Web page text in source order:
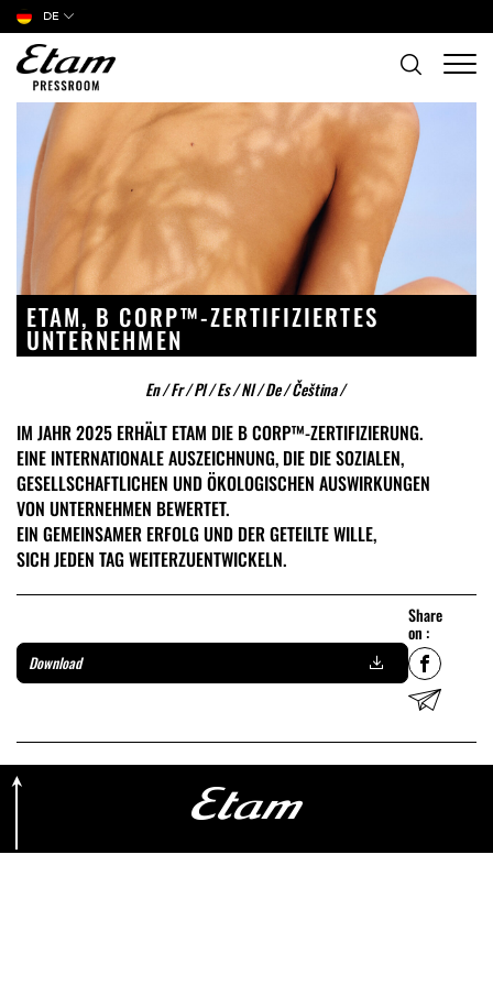
DE
ETAM, B CORP™-ZERTIFIZIERTES
UNTERNEHMEN
En/Fr/Pl/Es/Nl/De/Čeština/
IM JAHR 2025 ERHÄLT ETAM DIE B CORP™-ZERTIFIZIERUNG.
EINE INTERNATIONALE AUSZEICHNUNG, DIE DIE SOZIALEN,
GESELLSCHAFTLICHEN UND ÖKOLOGISCHEN AUSWIRKUNGEN
VON UNTERNEHMEN BEWERTET.
EIN GEMEINSAMER ERFOLG UND DER GETEILTE WILLE,
SICH JEDEN TAG WEITERZUENTWICKELN.
Download
Share
on :